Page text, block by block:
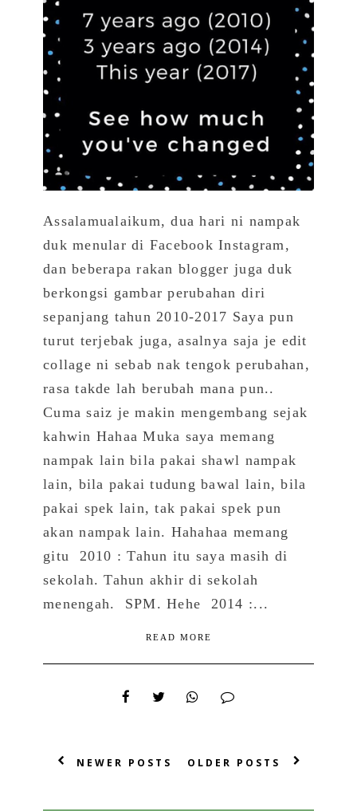
Assalamualaikum, dua hari ni nampak
duk menular di Facebook Instagram,
dan beberapa rakan blogger juga duk
berkongsi gambar perubahan diri
sepanjang tahun 2010-2017 Saya pun
turut terjebak juga, asalnya saja je edit
collage ni sebab nak tengok perubahan,
rasa takde lah berubah mana pun..
Cuma saiz je makin mengembang sejak
kahwin Hahaa Muka saya memang
nampak lain bila pakai shawl nampak
lain, bila pakai tudung bawal lain, bila
pakai spek lain, tak pakai spek pun
akan nampak lain. Hahahaa memang
gitu 2010 : Tahun itu saya masih di
sekolah. Tahun akhir di sekolah
menengah. SPM. Hehe 2014 :...
READ MORE
NEWER POSTS OLDER POSTS